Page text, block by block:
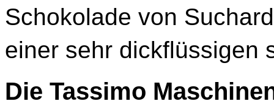
Schokolade von
einer sehr dickflüssigen
Die Tassimo